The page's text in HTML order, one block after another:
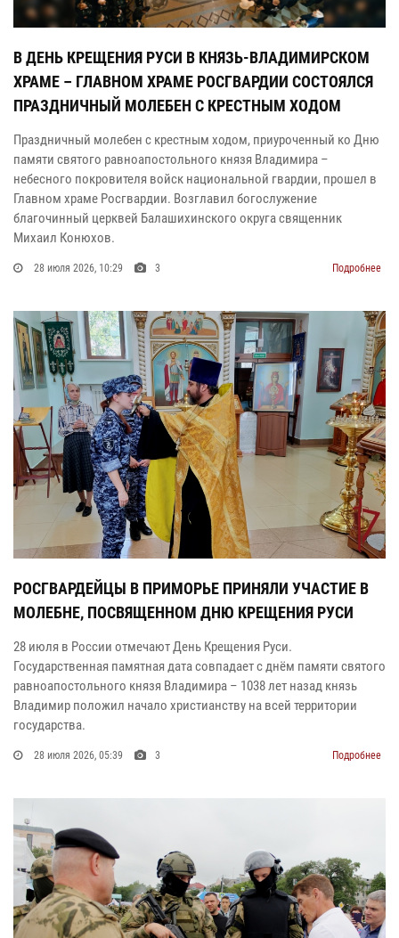
В ДЕНЬ КРЕЩЕНИЯ РУСИ В КНЯЗЬ-ВЛАДИМИРСКОМ
ХРАМЕ – ГЛАВНОМ ХРАМЕ РОСГВАРДИИ СОСТОЯЛСЯ
ПРАЗДНИЧНЫЙ МОЛЕБЕН С КРЕСТНЫМ ХОДОМ
Праздничный молебен с крестным ходом, приуроченный ко Дню
памяти святого равноапостольного князя Владимира –
небесного покровителя войск национальной гвардии, прошел в
Главном храме Росгвардии. Возглавил богослужение
благочинный церквей Балашихинского округа священник
Михаил Конюхов.
28 июля 2026, 10:29 3 Подробнее
РОСГВАРДЕЙЦЫ В ПРИМОРЬЕ ПРИНЯЛИ УЧАСТИЕ В
МОЛЕБНЕ, ПОСВЯЩЕННОМ ДНЮ КРЕЩЕНИЯ РУСИ
28 июля в России отмечают День Крещения Руси.
Государственная памятная дата совпадает с днём памяти святого
равноапостольного князя Владимира – 1038 лет назад князь
Владимир положил начало христианству на всей территории
государства.
28 июля 2026, 05:39 3 Подробнее